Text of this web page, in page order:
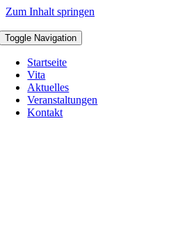
Zum Inhalt springen
Toggle Navigation
Startseite
Vita
Aktuelles
Veranstaltungen
Kontakt